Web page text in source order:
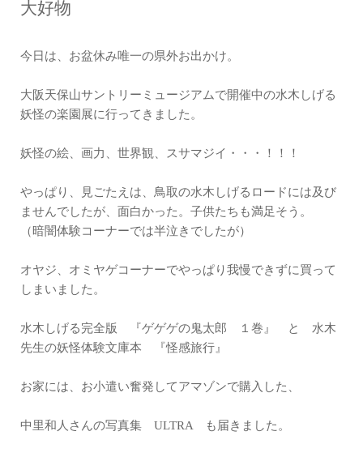
大好物
今日は、お盆休み唯一の県外お出かけ。
大阪天保山サントリーミュージアムで開催中の水木しげる
妖怪の楽園展に行ってきました。
妖怪の絵、画力、世界観、スサマジイ・・・！！！
やっぱり、見ごたえは、鳥取の水木しげるロードには及び
ませんでしたが、面白かった。子供たちも満足そう。
（暗闇体験コーナーでは半泣きでしたが）
オヤジ、オミヤゲコーナーでやっぱり我慢できずに買って
しまいました。
水木しげる完全版 『ゲゲゲの鬼太郎 １巻』 と 水木
先生の妖怪体験文庫本 『怪感旅行』
お家には、お小遣い奮発してアマゾンで購入した、
中里和人さんの写真集 ULTRA も届きました。